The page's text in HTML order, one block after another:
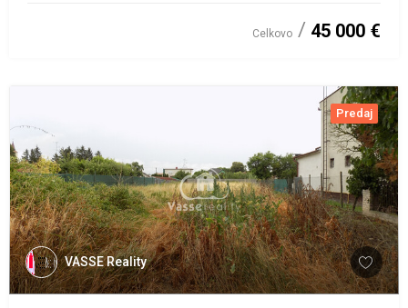
Celkovo 45 000 €
Predaj
VASSE Reality